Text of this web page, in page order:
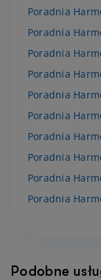
Poradnia
Poradnia
Poradnia
Poradnia
Poradnia
Poradnia
Poradnia
Poradnia
Poradnia
Poradnia
Podobne